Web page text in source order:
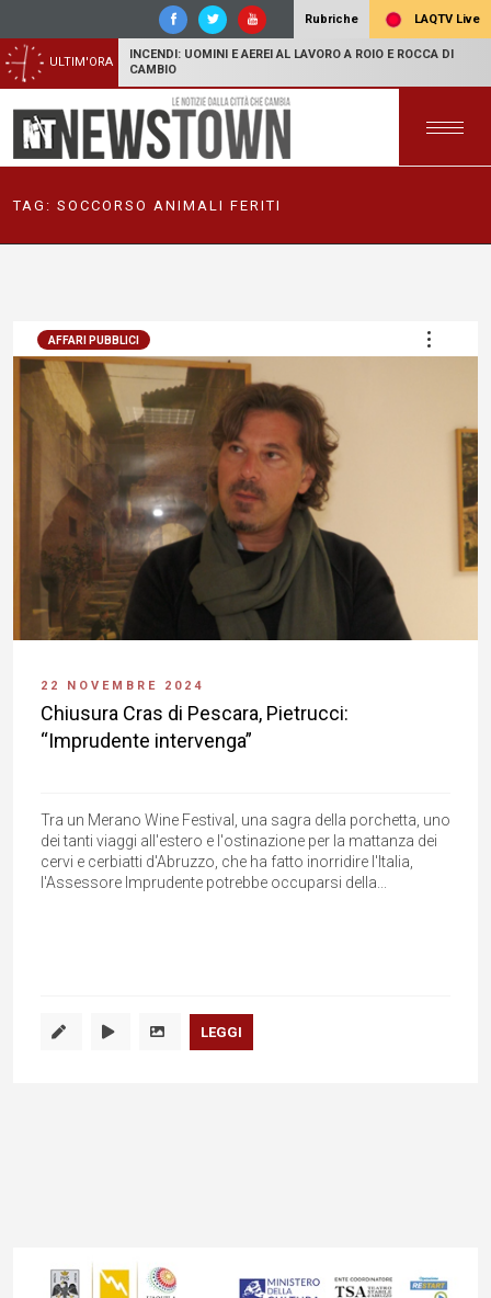
Rubriche LAQTV Live
ULTIM'ORA
INCENDI: UOMINI E AEREI AL LAVORO A ROIO E ROCCA DI
CAMBIO
TAG: SOCCORSO ANIMALI FERITI
AFFARI PUBBLICI
22 NOVEMBRE 2024
Chiusura Cras di Pescara, Pietrucci:
“Imprudente intervenga”
Tra un Merano Wine Festival, una sagra della porchetta, uno
dei tanti viaggi all'estero e l'ostinazione per la mattanza dei
cervi e cerbiatti d'Abruzzo, che ha fatto inorridire l'Italia,
l'Assessore Imprudente potrebbe occuparsi della...
LEGGI